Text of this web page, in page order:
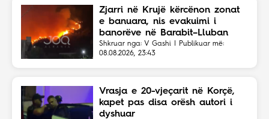
Zjarri në Krujë kërcënon zonat
e banuara, nis evakuimi i
banorëve në Barabit–Lluban
Shkruar nga: V Gashi | Publikuar më:
08.08.2026, 23:43
Vrasja e 20-vjeçarit në Korçë,
kapet pas disa orësh autori i
dyshuar